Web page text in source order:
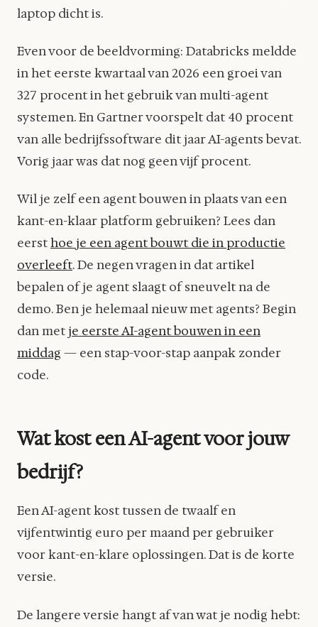
laptop dicht is.
Even voor de beeldvorming: Databricks meldde
in het eerste kwartaal van 2026 een groei van
327 procent in het gebruik van multi-agent
systemen. En Gartner voorspelt dat 40 procent
van alle bedrijfssoftware dit jaar AI-agents bevat.
Vorig jaar was dat nog geen vijf procent.
Wil je zelf een agent bouwen in plaats van een
kant-en-klaar platform gebruiken? Lees dan
eersthoe je een agent bouwt die in productie
overleeft. De negen vragen in dat artikel
bepalen of je agent slaagt of sneuvelt na de
demo. Ben je helemaal nieuw met agents? Begin
dan met je eerste AI-agent bouwen in een
middag — een stap-voor-stap aanpak zonder
code.
Wat kost een AI-agent voor jouw
bedrijf?
Een AI-agent kost tussen de twaalf en
vijfentwintig euro per maand per gebruiker
voor kant-en-klare oplossingen. Dat is de korte
versie.
De langere versie hangt af van wat je nodig hebt: